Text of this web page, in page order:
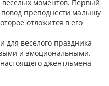
моментов. Первый
преподнести малышу
отложится в его
для веселого праздника
и эмоциональными.
джентльмена